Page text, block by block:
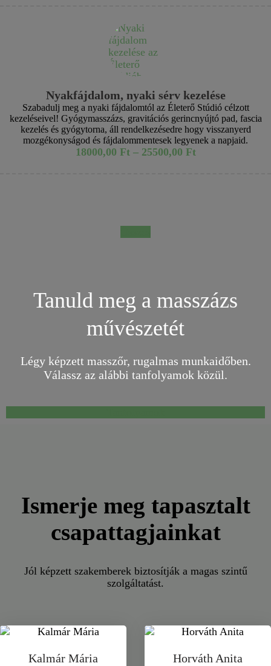
Nyakfájdalom, nyaki sérv kezelése
Szabadulj meg a nyaki fájdalomtól az Életerő Stúdió célzott
kezeléseivel! Gyógymasszázs, gravitációs gerincnyújtó pad, fascia
kezelés és gyógytorna, áll rendelkezésedre hogy visszanyerd
mozgékonyságod és fájdalommentesek legyenek a napjaid.
18000,00 Ft – 25500,00 Ft
Tanuld meg a masszázs
művészetét
Légy képzett masszőr, rugalmas munkaidőben.
Válassz az alábbi tanfolyamok közül.
Ismerje meg tapasztalt
csapattagjainkat
Jól képzett szakemberek biztosítják a magas szintű
szolgáltatást.
Kalmár Mária Horváth Anita